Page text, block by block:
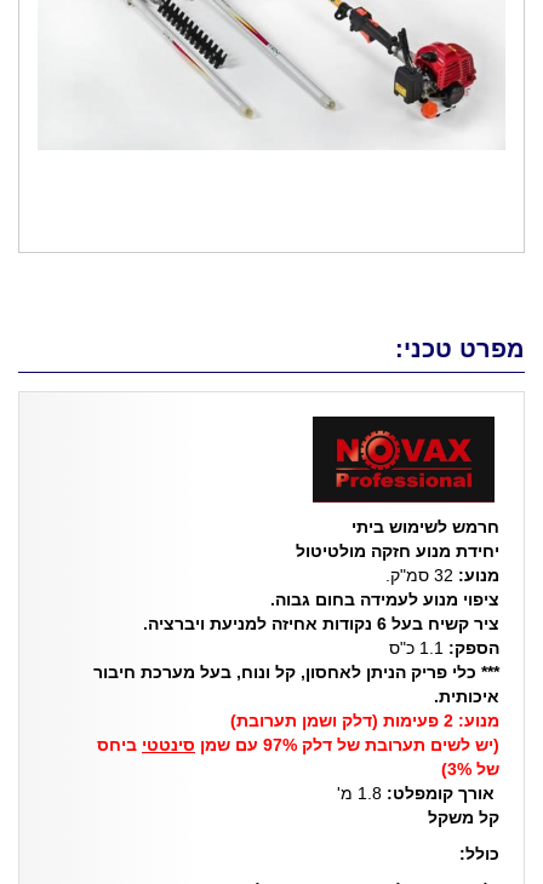
מפרט טכני:
חרמש לשימוש ביתי
יחידת מנוע חזקה מולטיטול
מנוע:
ציפוי מנוע לעמידה בחום גבוה.
ציר קשיח בעל 6 נקודות אחיזה למניעת ויברציה.
הספק:
*** כלי פריק הניתן לאחסון, קל ונוח, בעל מערכת חיבור
איכותית.
מנוע: 2 פעימות (דלק ושמן תערובת)
(יש לשים תערובת של דלק 97% עם שמן
סינטטי ביחס
של 3%)
אורך קומפלט:
קל משקל
כולל: